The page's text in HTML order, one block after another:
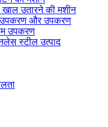
उतारने की मशीन
और उपकरण
उपकरण
स्टील उत्पाद